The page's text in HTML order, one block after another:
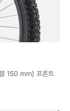
150 mm) 프론트